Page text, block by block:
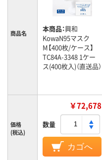
商品名 本商品：興和
KowaN95マスク
M【400枚/ケース】
TC84A-3348 1ケー
ス(400枚入)（直送品）
価格
(税込)
￥72,678
数量
カゴへ